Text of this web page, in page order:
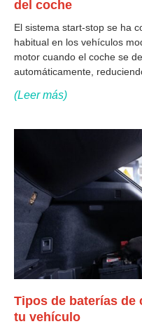
del coche
El sistema start-stop se ha
habitual en los vehículos
motor cuando el coche se
automáticamente,
en la batería del
(Leer más)
Tipos de baterías de
tu vehículo